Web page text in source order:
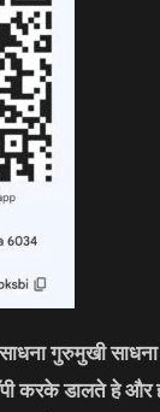
गुरुमुखी
करके डालते हे और